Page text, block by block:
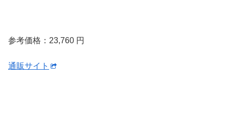
参考価格：23,760 円
通販サイト